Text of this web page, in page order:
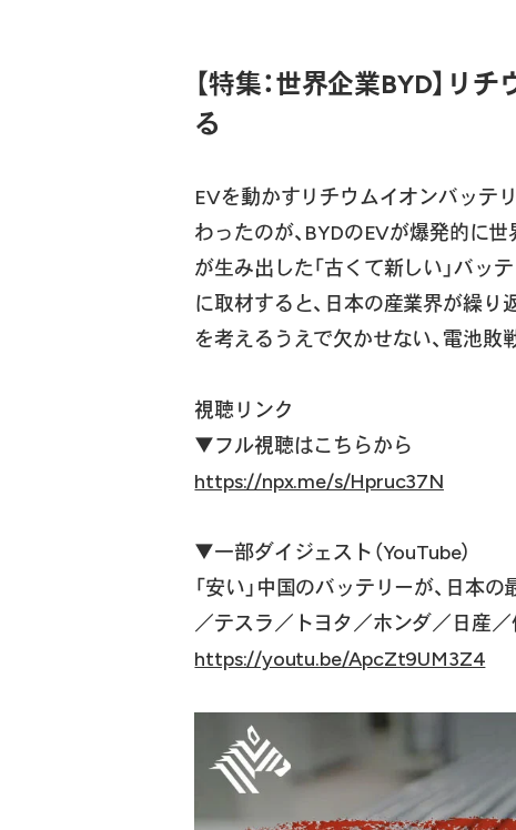
【特集：世界企業BYD】リ
る
EVを動かすリチウムイオンバッテ
わったのが、BYDのEVが爆発的に
が生み出した「古くて新しい」バッ
に取材すると、日本の産業界が繰
を考えるうえで欠かせない、電池敗
視聴リンク
▼フル視聴はこちらから
https://npx.me/s/Hpruc37N
▼一部ダイジェスト（YouTube）
「安い」中国のバッテリーが、日本
／テスラ／トヨタ／ホンダ／日産／
https://youtu.be/ApcZt9UM3Z4